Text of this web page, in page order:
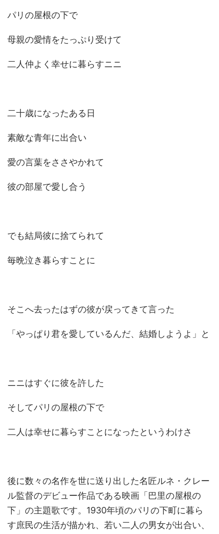
パリの屋根の下で
母親の愛情をたっぷり受けて
二人仲よく幸せに暮らすニニ
二十歳になったある日
素敵な青年に出合い
愛の言葉をささやかれて
彼の部屋で愛し合う
でも結局彼に捨てられて
毎晩泣き暮らすことに
そこへ去ったはずの彼が戻ってきて言った
「やっぱり君を愛しているんだ、結婚しようよ」と
ニニはすぐに彼を許した
そしてパリの屋根の下で
二人は幸せに暮らすことになったというわけさ
後に数々の名作を世に送り出した名匠ルネ・クレー
ル監督のデビュー作品である映画「巴里の屋根の
下」の主題歌です。1930年頃のパリの下町に暮ら
す庶民の生活が描かれ、若い二人の男女が出合い、